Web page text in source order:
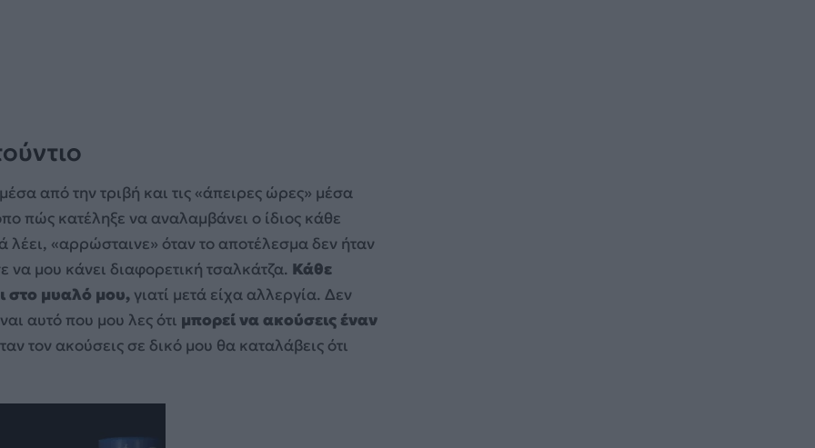
από την τριβή και τις «άπειρες ώρες» μέσα
πώς κατέληξε να αναλαμβάνει ο ίδιος κάθε
«αρρώσταινε» όταν το αποτέλεσμα δεν ήταν
μου κάνει διαφορετική τσαλκάτζα. Κάθε
στο μυαλό μου, γιατί μετά είχα αλλεργία. Δεν
αυτό που μου λες ότι μπορεί να ακούσεις έναν
τον ακούσεις σε δικό μου θα καταλάβεις ότι